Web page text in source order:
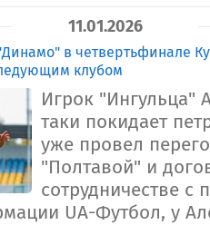
11.01.2026
в четвертьфинале
клубом
Игрок "Ингульца"
таки покидает
уже провел
"Полтавой" и
сотрудничестве с
UA-Футбол, у